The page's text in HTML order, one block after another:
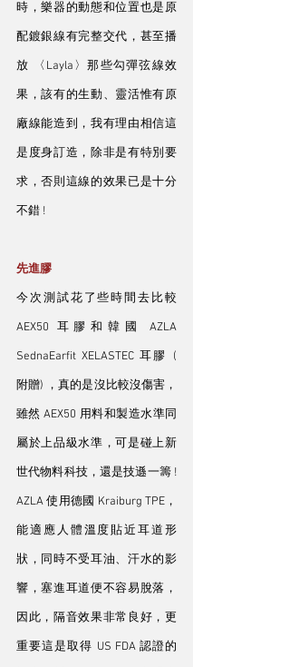
時，樂器的動態和位置也是原
配鍍銀線有完整交代，甚至播
放 〈Layla〉那些勾彈弦線效
果，該有的生動、靈活惟有原
廠線能造到，我有理由相信這
是度身訂造，除非是有特別要
求，否則這線的效果已是十分
不錯 !
先進膠
今次測試花了些時間去比較
AEX50 耳膠和韓國 AZLA
SednaEarfit XELASTEC 耳膠 (
附贈) ，真的是沒比較沒傷害，
雖然 AEX50 用料和製造水準同
屬於上品級水準，可是碰上新
世代物料科技，還是技遜一籌 !
AZLA 使用德國 Kraiburg TPE，
能適應人體溫度貼近耳道形
狀，同時不受耳油、汗水的影
響，塞進耳道便不容易脫落，
因此，隔音效果非常良好，更
重要這是取得 US FDA 認證的